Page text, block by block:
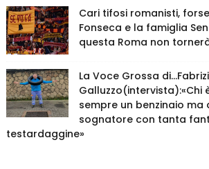
Cari tifosi romanisti,
Fonseca e la famiglia
questa Roma non
La Voce Grossa
Galluzzo(intervista):«Chi è
sempre un benzinaio ma
sognatore con tanta
testardaggine»